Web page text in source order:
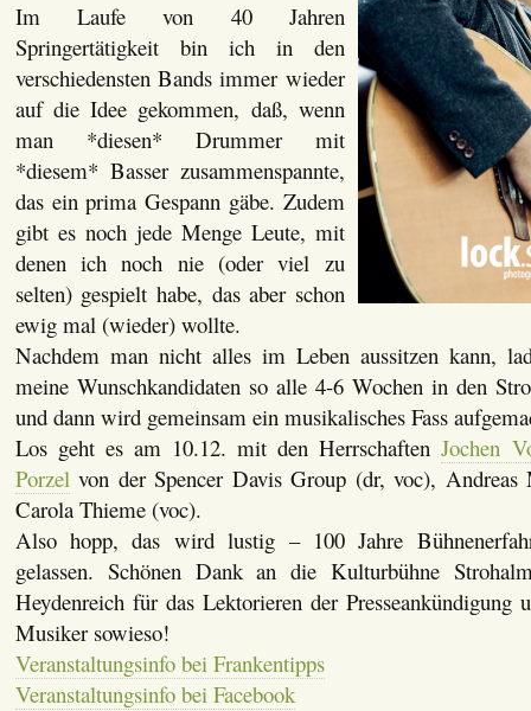
Im Laufe von 40 Jahren
Springertätigkeit bin ich in den
verschiedensten Bands immer wieder
auf die Idee gekommen, daß, wenn
man *diesen* Drummer mit
*diesem* Basser zusammenspannte,
das ein prima Gespann gäbe. Zudem
gibt es noch jede Menge Leute, mit
denen ich noch nie (oder viel zu
selten) gespielt habe, das aber schon
ewig mal (wieder) wollte.
Nachdem man nicht alles im Leben aussitzen kann,
meine Wunschkandidaten so alle 4-6 Wochen in den
und dann wird gemeinsam ein musikalisches Fass
Los geht es am 10.12. mit den HerrschaftenJochen
Porzelvon der Spencer Davis Group (dr, voc),
Carola Thieme (voc).
Also hopp, das wird lustig – 100 Jahre
gelassen. Schönen Dank an die Kulturbühne
Heydenreich für das Lektorieren der Presseankündigung
Musiker sowieso!
Veranstaltungsinfo bei Frankentipps
Veranstaltungsinfo bei Facebook